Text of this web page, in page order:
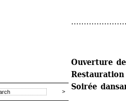
Ouverture
Soirée